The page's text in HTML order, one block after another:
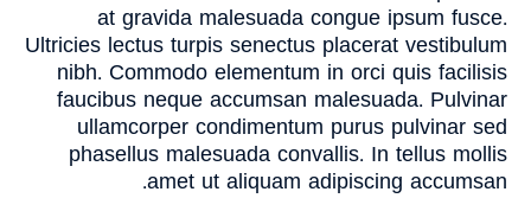
at gravida malesuada congue ipsum fusce.
Ultricies lectus turpis senectus placerat vestibulum
nibh. Commodo elementum in orci quis facilisis
faucibus neque accumsan malesuada. Pulvinar
ullamcorper condimentum purus pulvinar sed
phasellus malesuada convallis. In tellus mollis
amet ut aliquam adipiscing accumsan.